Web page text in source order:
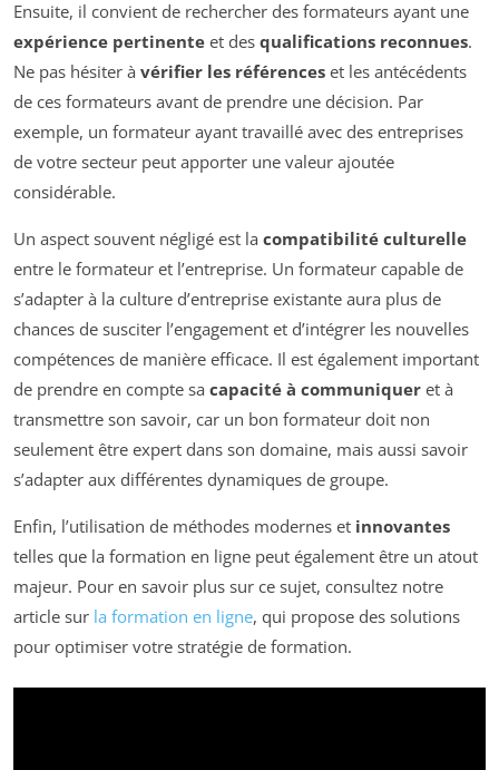
Ensuite, il convient de rechercher des formateurs ayant une
expérience pertinente et des qualifications reconnues.
Ne pas hésiter à vérifier les références et les antécédents
de ces formateurs avant de prendre une décision. Par
exemple, un formateur ayant travaillé avec des entreprises
de votre secteur peut apporter une valeur ajoutée
considérable.
Un aspect souvent négligé est la compatibilité culturelle
entre le formateur et l’entreprise. Un formateur capable de
s’adapter à la culture d’entreprise existante aura plus de
chances de susciter l’engagement et d’intégrer les nouvelles
compétences de manière efficace. Il est également important
de prendre en compte sa capacité à communiquer et à
transmettre son savoir, car un bon formateur doit non
seulement être expert dans son domaine, mais aussi savoir
s’adapter aux différentes dynamiques de groupe.
Enfin, l’utilisation de méthodes modernes et innovantes
telles que la formation en ligne peut également être un atout
majeur. Pour en savoir plus sur ce sujet, consultez notre
article sur la formation en ligne, qui propose des solutions
pour optimiser votre stratégie de formation.